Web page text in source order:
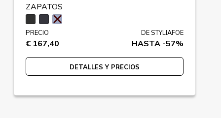
ZAPATOS
PRECIO
€ 167,40
DE STYLIAFOE
HASTA -57%
DETALLES Y PRECIOS